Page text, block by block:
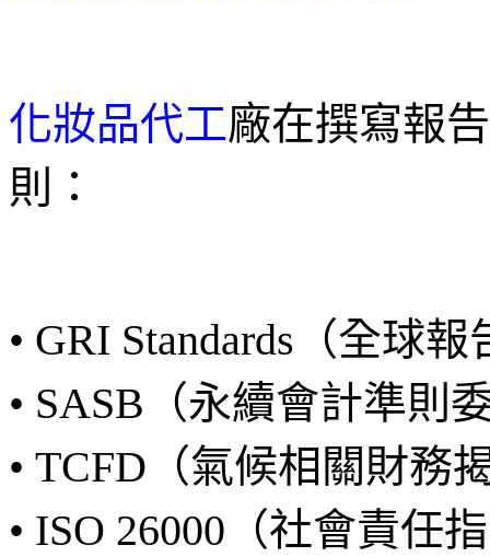
化妝品代工廠在撰寫報
則：
• GRI Standards（全球
• SASB（永續會計準則
• TCFD（氣候相關財務
• ISO 26000（社會責任